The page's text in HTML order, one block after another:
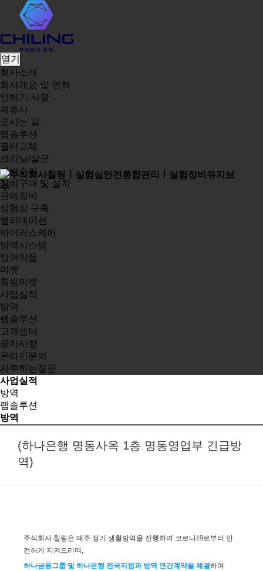
열기
회사소개
회사개요 및 연혁
인허가 사항
제휴사
오시는 길
랩솔루션
필터교체
크리닝/살균
장비수리
장비구매 및 설치
판매장비
실험실 구축
밸리데이션
바이러스케어
방역시스템
방역약품
마켓
칠링마켓
사업실적
방역
랩솔루션
고객센터
공지사항
온라인문의
자주하는질문
사업실적
방역
랩솔루션
방역
(하나은행 명동사옥 1층 명동영업부 긴급방
역)
주식회사 칠링은 매주 정기 생활방역을 진행하여 코로나19로부터 안
전하게 지켜드리며,
하나금융그룹 및 하나은행 전국지점과 방역 연간계약을 체결하여